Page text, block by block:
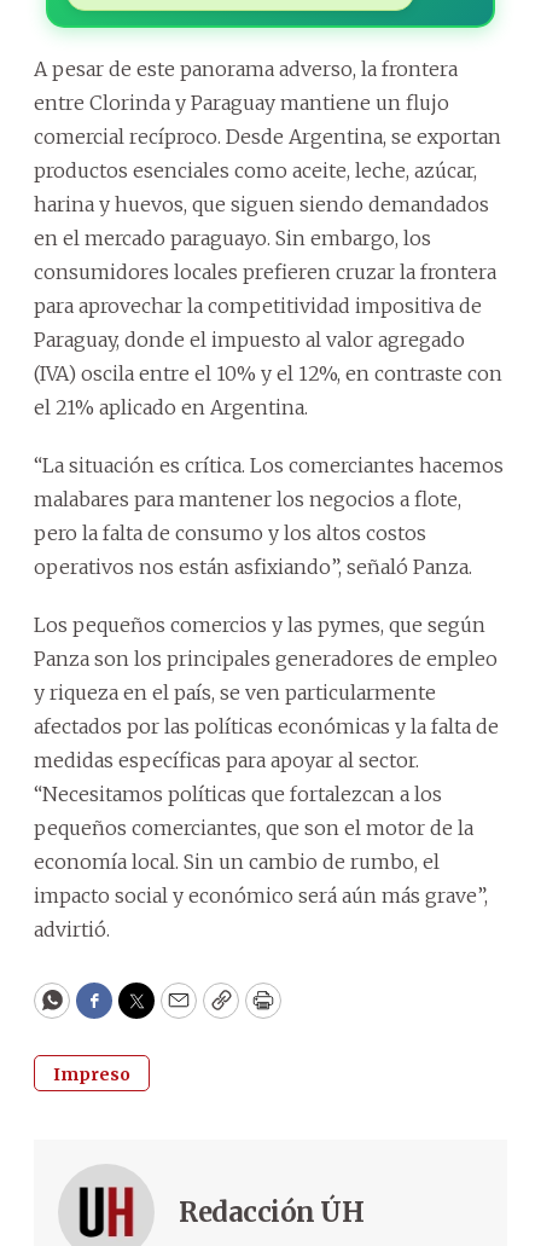
A pesar de este panorama adverso, la frontera
entre Clorinda y Paraguay mantiene un flujo
comercial recíproco. Desde Argentina, se exportan
productos esenciales como aceite, leche, azúcar,
harina y huevos, que siguen siendo demandados
en el mercado paraguayo. Sin embargo, los
consumidores locales prefieren cruzar la frontera
para aprovechar la competitividad impositiva de
Paraguay, donde el impuesto al valor agregado
(IVA) oscila entre el 10% y el 12%, en contraste con
el 21% aplicado en Argentina.
“La situación es crítica. Los comerciantes hacemos
malabares para mantener los negocios a flote,
pero la falta de consumo y los altos costos
operativos nos están asfixiando”, señaló Panza.
Los pequeños comercios y las pymes, que según
Panza son los principales generadores de empleo
y riqueza en el país, se ven particularmente
afectados por las políticas económicas y la falta de
medidas específicas para apoyar al sector.
“Necesitamos políticas que fortalezcan a los
pequeños comerciantes, que son el motor de la
economía local. Sin un cambio de rumbo, el
impacto social y económico será aún más grave”,
advirtió.
WhatsApp
Facebook
Twitter
EmailCopyPrint
Impreso
Redacción ÚH